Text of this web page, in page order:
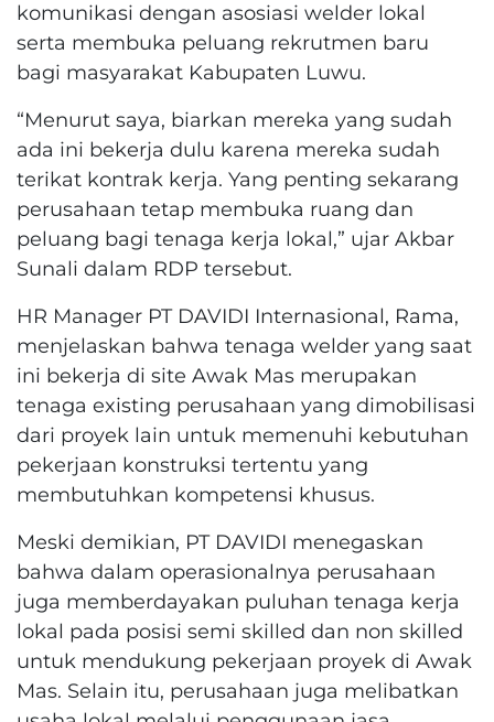
komunikasi dengan asosiasi welder lokal
serta membuka peluang rekrutmen baru
bagi masyarakat Kabupaten Luwu.
“Menurut saya, biarkan mereka yang sudah
ada ini bekerja dulu karena mereka sudah
terikat kontrak kerja. Yang penting sekarang
perusahaan tetap membuka ruang dan
peluang bagi tenaga kerja lokal,” ujar Akbar
Sunali dalam RDP tersebut.
HR Manager PT DAVIDI Internasional, Rama,
menjelaskan bahwa tenaga welder yang saat
ini bekerja di site Awak Mas merupakan
tenaga existing perusahaan yang dimobilisasi
dari proyek lain untuk memenuhi kebutuhan
pekerjaan konstruksi tertentu yang
membutuhkan kompetensi khusus.
Meski demikian, PT DAVIDI menegaskan
bahwa dalam operasionalnya perusahaan
juga memberdayakan puluhan tenaga kerja
lokal pada posisi semi skilled dan non skilled
untuk mendukung pekerjaan proyek di Awak
Mas. Selain itu, perusahaan juga melibatkan